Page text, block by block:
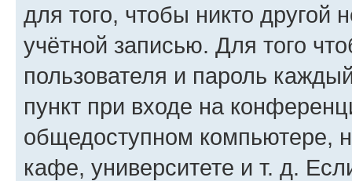
для того, чтобы никто другой
учётной записью. Для того
пользователя и пароль
пункт при входе на
общедоступном компьютере,
кафе, университете и т. д.